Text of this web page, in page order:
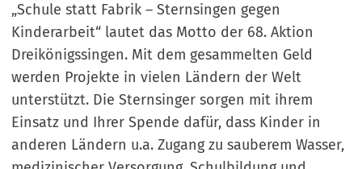
„Schule statt Fabrik – Sternsingen gegen
Kinderarbeit“ lautet das Motto der 68. Aktion
Dreikönigssingen. Mit dem gesammelten Geld
werden Projekte in vielen Ländern der Welt
unterstützt. Die Sternsinger sorgen mit ihrem
Einsatz und Ihrer Spende dafür, dass Kinder in
anderen Ländern u.a. Zugang zu sauberem Wasser,